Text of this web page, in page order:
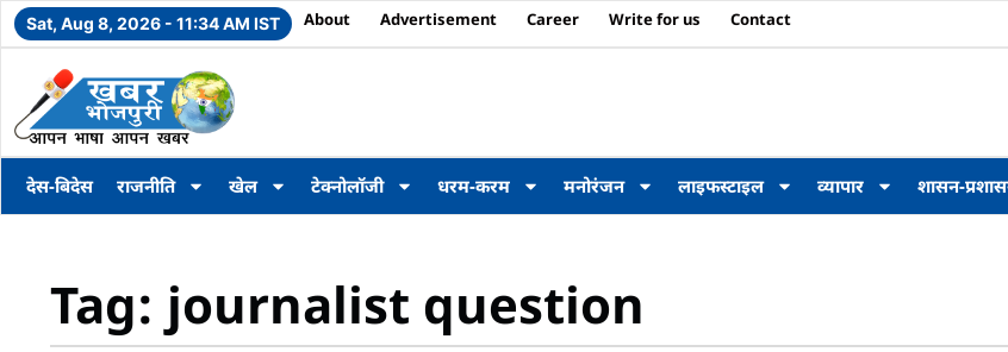
Sat, Aug 8, 2026 - 11:34 AM IST About Advertisement Career Write for us Contact
देस-बिदेस राजनीति खेल टेक्नोलॉजी धरम-करम मनोरंजन लाइफस्टाइल व्यापार शासन-
Tag: journalist question